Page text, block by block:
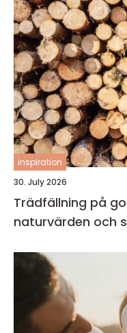
inspiration
30. July 2026
Trädfällning på gotland
naturvärden och